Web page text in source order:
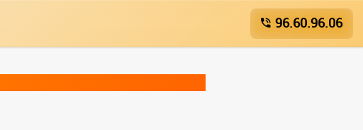
96.60.96.06